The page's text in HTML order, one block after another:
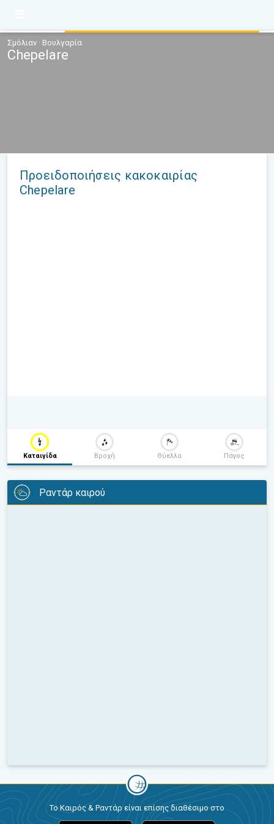
Σμόλιαν · Βουλγαρία
Chepelare
Προειδοποιήσεις κακοκαιρίας
Chepelare
Καταιγίδα Βροχή Θύελλα Πάγος
Ραντάρ καιρού
Το Καιρός & Ραντάρ είναι επίσης διαθέσιμο στο